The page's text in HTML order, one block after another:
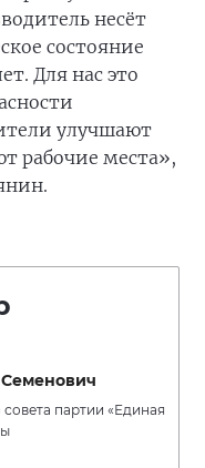
несёт
состояние
Для нас это
улучшают
рабочие места»,
партии «Единая